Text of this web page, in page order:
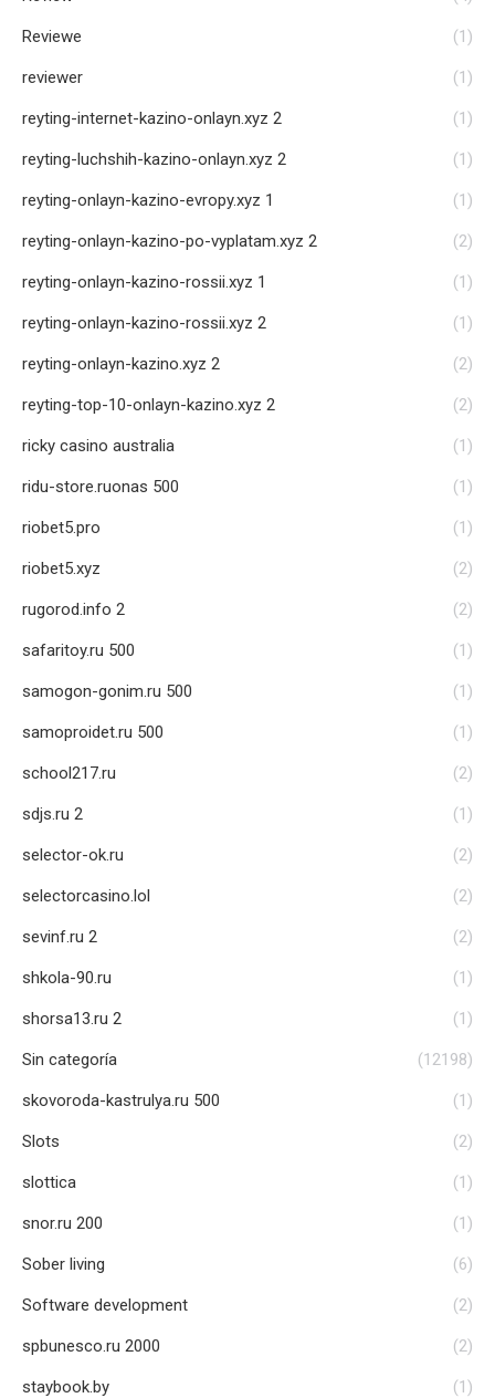
Reviewe (1)
reviewer (1)
reyting-internet-kazino-onlayn.xyz 2 (1)
reyting-luchshih-kazino-onlayn.xyz 2 (1)
reyting-onlayn-kazino-evropy.xyz 1 (1)
reyting-onlayn-kazino-po-vyplatam.xyz 2 (2)
reyting-onlayn-kazino-rossii.xyz 1 (1)
reyting-onlayn-kazino-rossii.xyz 2 (1)
reyting-onlayn-kazino.xyz 2 (2)
reyting-top-10-onlayn-kazino.xyz 2 (2)
ricky casino australia (1)
ridu-store.ruonas 500 (1)
riobet5.pro (1)
riobet5.xyz (2)
rugorod.info 2 (2)
safaritoy.ru 500 (1)
samogon-gonim.ru 500 (1)
samoproidet.ru 500 (1)
school217.ru (2)
sdjs.ru 2 (1)
selector-ok.ru (2)
selectorcasino.lol (2)
sevinf.ru 2 (2)
shkola-90.ru (1)
shorsa13.ru 2 (1)
Sin categoría (12198)
skovoroda-kastrulya.ru 500 (1)
Slots (2)
slottica (1)
snor.ru 200 (1)
Sober living (6)
Software development (2)
spbunesco.ru 2000 (2)
staybook.by (1)